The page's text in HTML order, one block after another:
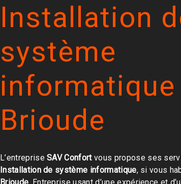
Installation
système
informatique
Brioude
L’entrepriseSAV Confortvous propose ses
Installation de système informatique, si vous